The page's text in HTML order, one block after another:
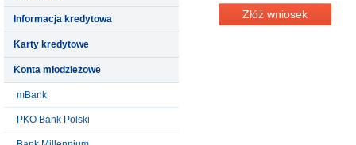
Informacja kredytowa
Karty kredytowe
Konta młodzieżowe
mBank
PKO Bank Polski
Złóż wniosek